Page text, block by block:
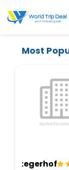
Most
Stegerhof